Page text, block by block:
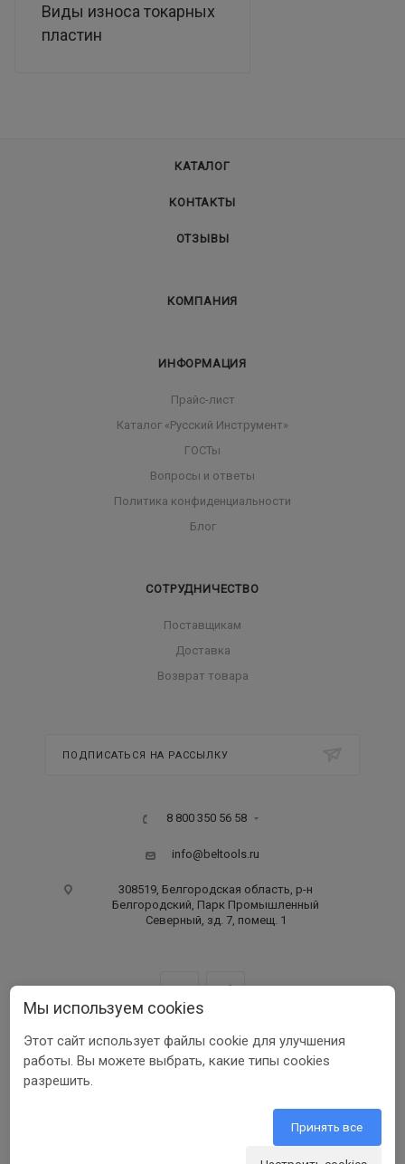
Виды износа токарных
пластин
КАТАЛОГ
КОНТАКТЫ
ОТЗЫВЫ
КОМПАНИЯ
ИНФОРМАЦИЯ
Прайс-лист
Каталог «Русский Инструмент»
ГОСТы
Вопросы и ответы
Политика конфиденциальности
Блог
СОТРУДНИЧЕСТВО
Поставщикам
Доставка
Возврат товара
ПОДПИСАТЬСЯ НА РАССЫЛКУ
8 800 350 56 58
info@beltools.ru
308519, Белгородская область, р-н
Белгородский, Парк Промышленный
Северный, зд. 7, помещ. 1
ООО ПФ «РУССКИЙ ИНСТРУМЕНТ» ИНН 3123401255
Мы используем cookies
Этот сайт использует файлы cookie для улучшения
работы. Вы можете выбрать, какие типы cookies
разрешить.
Принять все